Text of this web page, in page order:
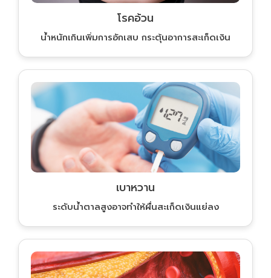
โรคอ้วน
น้ำหนักเกินเพิ่มการอักเสบ กระตุ้นอาการสะเก็ดเงิน
เบาหวาน
ระดับน้ำตาลสูงอาจทำให้ผื่นสะเก็ดเงินแย่ลง